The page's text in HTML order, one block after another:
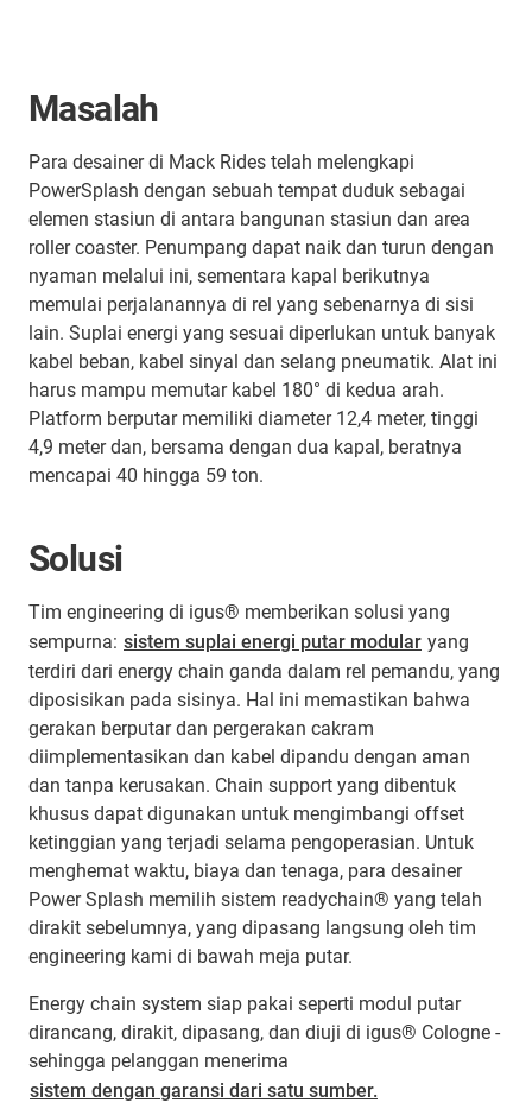
Masalah
Para desainer di Mack Rides telah melengkapi
PowerSplash dengan sebuah tempat duduk sebagai
elemen stasiun di antara bangunan stasiun dan area
roller coaster. Penumpang dapat naik dan turun dengan
nyaman melalui ini, sementara kapal berikutnya
memulai perjalanannya di rel yang sebenarnya di sisi
lain. Suplai energi yang sesuai diperlukan untuk banyak
kabel beban, kabel sinyal dan selang pneumatik. Alat ini
harus mampu memutar kabel 180° di kedua arah.
Platform berputar memiliki diameter 12,4 meter, tinggi
4,9 meter dan, bersama dengan dua kapal, beratnya
mencapai 40 hingga 59 ton.
Solusi
Tim engineering di igus® memberikan solusi yang
sempurna: sistem suplai energi putar modular yang
terdiri dari energy chain ganda dalam rel pemandu, yang
diposisikan pada sisinya. Hal ini memastikan bahwa
gerakan berputar dan pergerakan cakram
diimplementasikan dan kabel dipandu dengan aman
dan tanpa kerusakan. Chain support yang dibentuk
khusus dapat digunakan untuk mengimbangi offset
ketinggian yang terjadi selama pengoperasian. Untuk
menghemat waktu, biaya dan tenaga, para desainer
Power Splash memilih sistem readychain® yang telah
dirakit sebelumnya, yang dipasang langsung oleh tim
engineering kami di bawah meja putar.
Energy chain system siap pakai seperti modul putar
dirancang, dirakit, dipasang, dan diuji di igus® Cologne -
sehingga pelanggan menerima
sistem dengan garansi dari satu sumber.